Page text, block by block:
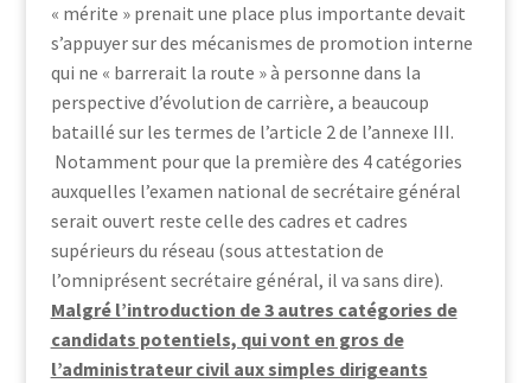
« mérite » prenait une place plus importante devait
s’appuyer sur des mécanismes de promotion interne
qui ne « barrerait la route » à personne dans la
perspective d’évolution de carrière, a beaucoup
bataillé sur les termes de l’article 2 de l’annexe III.
Notamment pour que la première des 4 catégories
auxquelles l’examen national de secrétaire général
serait ouvert reste celle des cadres et cadres
supérieurs du réseau (sous attestation de
l’omniprésent secrétaire général, il va sans dire).
Malgré l’introduction de 3 autres catégories de
candidats potentiels, qui vont en gros de
l’administrateur civil aux simples dirigeants